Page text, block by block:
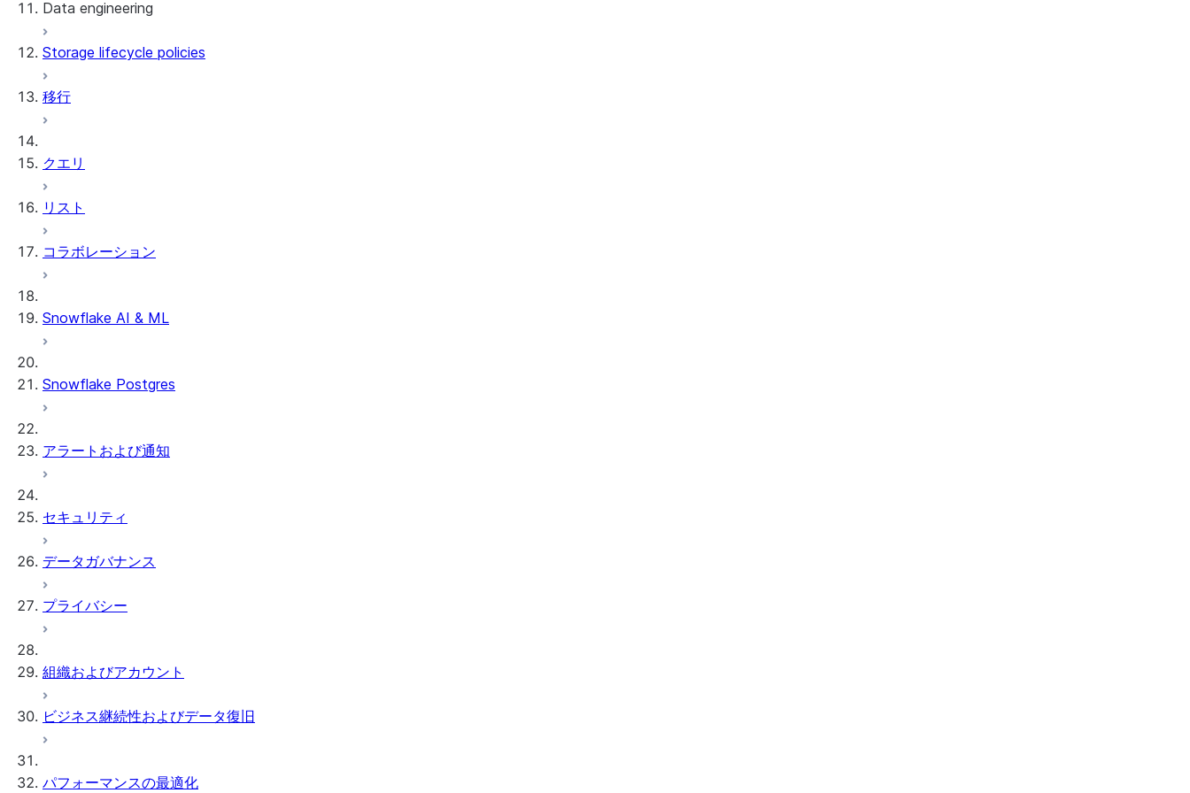
Snowflake Openflow
Apache Iceberg™
Data engineering
データのロード
DCM Projects
Snowflakeでのdbtプロジェクト
Storage lifecycle policies
移行
クエリ
リスト
コラボレーション
Snowflake AI & ML
Snowflake Postgres
アラートおよび通知
セキュリティ
データガバナンス
プライバシー
組織およびアカウント
ビジネス継続性およびデータ復旧
パフォーマンスの最適化